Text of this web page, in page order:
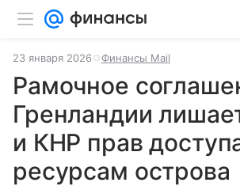
23 января 2026 Финансы Mail
Рамочное
Гренландии
и КНР прав
ресурсам острова